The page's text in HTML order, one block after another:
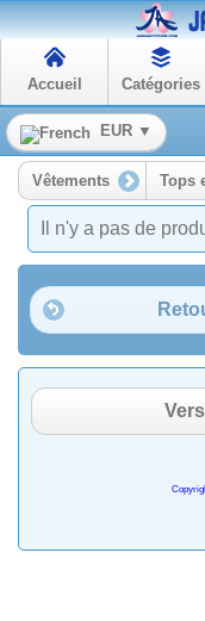
Accueil Catégories
EUR ▼
Vêtements Tops
Il n'y a pas de